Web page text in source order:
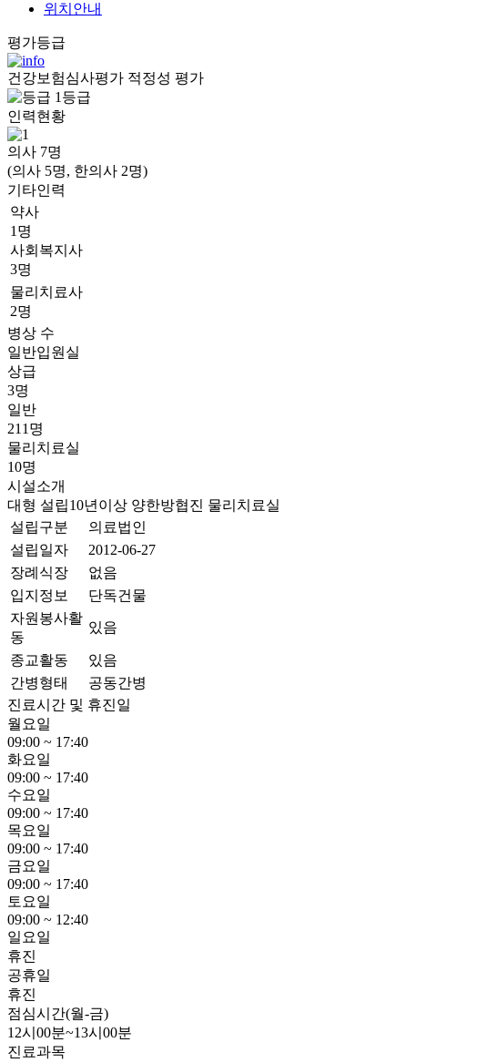
위치안내
평가등급
건강보험심사평가 적정성 평가
1등급
인력현황
의사 7명
(의사 5명, 한의사 2명)
기타인력
약사
1명
사회복지사
3명
물리치료사
2명
병상 수
일반입원실
상급
3명
일반
211명
물리치료실
10명
시설소개
대형 설립10년이상 양한방협진 물리치료실
설립구분
의료법인
설립일자
2012-06-27
장례식장
없음
입지정보
단독건물
자원봉사활
동
있음
종교활동
있음
간병형태
공동간병
진료시간 및 휴진일
월요일
09:00 ~ 17:40
화요일
09:00 ~ 17:40
수요일
09:00 ~ 17:40
목요일
09:00 ~ 17:40
금요일
09:00 ~ 17:40
토요일
09:00 ~ 12:40
일요일
휴진
공휴일
휴진
점심시간(월-금)
12시00분~13시00분
진료과목